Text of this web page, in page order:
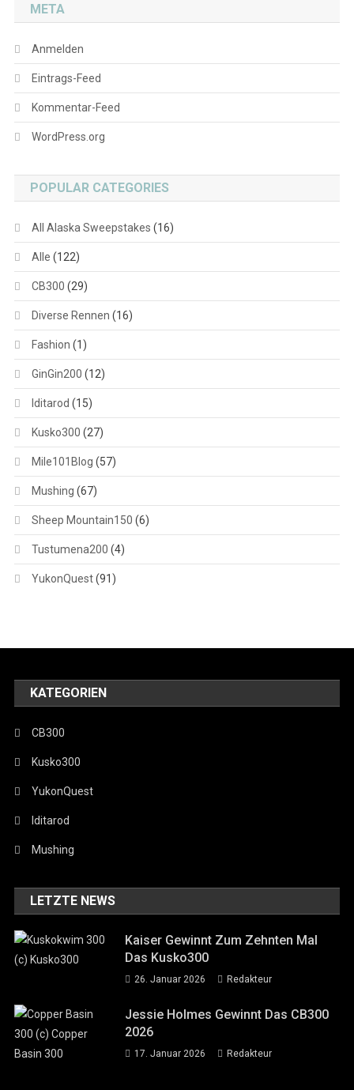
META
Anmelden
Eintrags-Feed
Kommentar-Feed
WordPress.org
POPULAR CATEGORIES
All Alaska Sweepstakes (16)
Alle (122)
CB300 (29)
Diverse Rennen (16)
Fashion (1)
GinGin200 (12)
Iditarod (15)
Kusko300 (27)
Mile101Blog (57)
Mushing (67)
Sheep Mountain150 (6)
Tustumena200 (4)
YukonQuest(91)
KATEGORIEN
CB300
Kusko300
YukonQuest
Iditarod
Mushing
LETZTE NEWS
Kaiser Gewinnt Zum Zehnten Mal
Das Kusko300
26. Januar 2026 Redakteur
Jessie Holmes Gewinnt Das CB300
2026
17. Januar 2026 Redakteur